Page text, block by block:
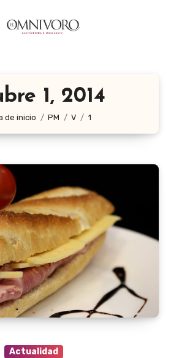
1, 2014
de inicio PM V 1
Actualidad